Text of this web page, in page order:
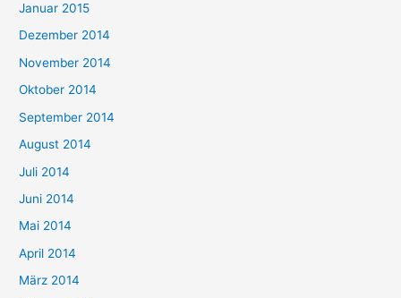
Januar 2015
Dezember 2014
November 2014
Oktober 2014
September 2014
August 2014
Juli 2014
Juni 2014
Mai 2014
April 2014
März 2014